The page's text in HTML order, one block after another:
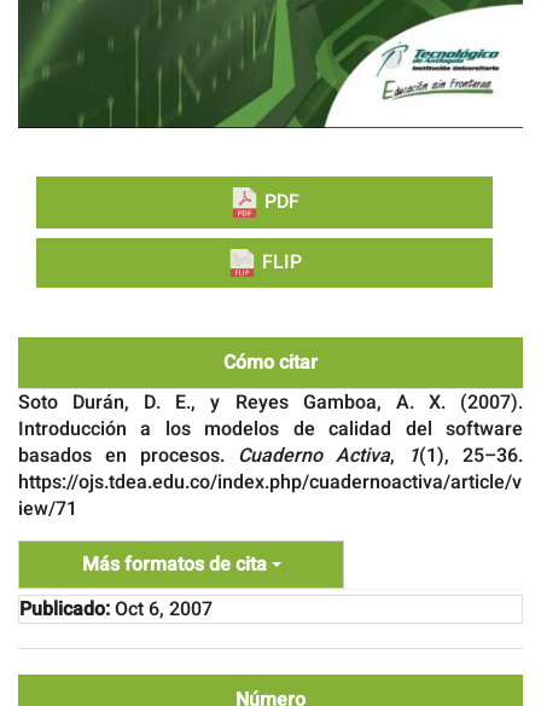
PDF
FLIP
Cómo citar
Soto Durán, D. E., y Reyes Gamboa, A. X. (2007).
Introducción a los modelos de calidad del software
basados en procesos. Cuaderno Activa, 1(1), 25–36.
https://ojs.tdea.edu.co/index.php/cuadernoactiva/article/v
iew/71
Más formatos de cita
Publicado:Oct 6, 2007